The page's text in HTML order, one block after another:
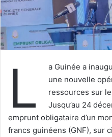
L
a Guinée a
une nouvelle
ressources sur
Jusqu’au 24
emprunt obligataire d’un
francs guinéens (GNF), sur